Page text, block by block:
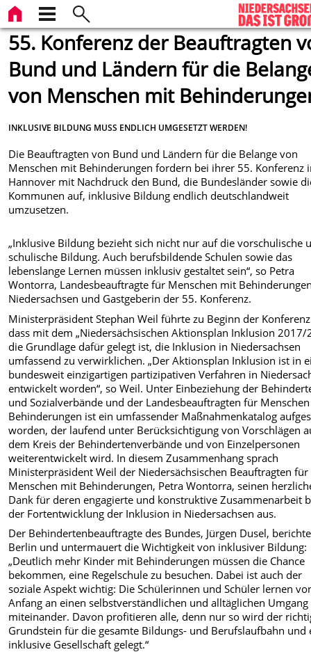
55. Konferenz der Beauftragten
Bund und Ländern für die
von Menschen mit
INKLUSIVE BILDUNG MUSS ENDLICH UMGESETZT WERDEN!
Die Beauftragten von Bund und Ländern für die Belange von
Menschen mit Behinderungen fordern bei ihrer 55. Konferenz
Hannover mit Nachdruck den Bund, die Bundesländer sowie
Kommunen auf, inklusive Bildung endlich deutschlandweit
umzusetzen.
„Inklusive Bildung bezieht sich nicht nur auf die vorschulische
schulische Bildung. Auch berufsbildende Schulen sowie das
lebenslange Lernen müssen inklusiv gestaltet sein“, so Petra
Wontorra, Landesbeauftragte für Menschen mit
Niedersachsen und Gastgeberin der 55. Konferenz.
Ministerpräsident Stephan Weil führte zu Beginn der
dass mit dem „Niedersächsischen Aktionsplan Inklusion 2017/
die Grundlage dafür gelegt ist, die Inklusion in Niedersachsen
umfassend zu verwirklichen. „Der Aktionsplan Inklusion ist in
bundesweit einzigartigen partizipativen Verfahren in
entwickelt worden“, so Weil. Unter Einbeziehung der
und Sozialverbände und der Landesbeauftragten für
Behinderungen ist ein umfassender Maßnahmenkatalog
worden, der laufend unter Berücksichtigung von Vorschlägen
dem Kreis der Behindertenverbände und von Einzelpersonen
weiterentwickelt wird. In diesem Zusammenhang sprach
Ministerpräsident Weil der Niedersächsischen Beauftragten für
Menschen mit Behinderungen, Petra Wontorra, seinen
Dank für deren engagierte und konstruktive Zusammenarbeit
der Fortentwicklung der Inklusion in Niedersachsen aus.
Der Behindertenbeauftragte des Bundes, Jürgen Dusel,
Berlin und untermauert die Wichtigkeit von inklusiver Bildung:
„Deutlich mehr Kinder mit Behinderungen müssen die Chance
bekommen, eine Regelschule zu besuchen. Dabei ist auch der
soziale Aspekt wichtig: Die Schülerinnen und Schüler lernen
Anfang an einen selbstverständlichen und alltäglichen Umgang
miteinander. Davon profitieren alle, denn nur so wird der
Grundstein für die gesamte Bildungs- und Berufslaufbahn und
inklusive Gesellschaft gelegt.“